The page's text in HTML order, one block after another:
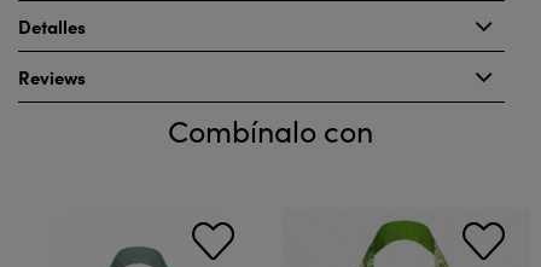
Detalles
Reviews
Combínalo con